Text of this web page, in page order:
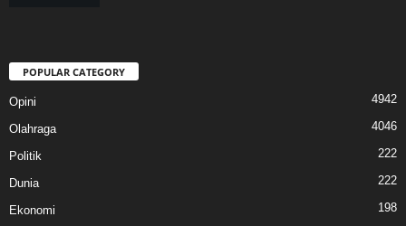
POPULAR CATEGORY
Opini 4942
Olahraga 4046
Politik 222
Dunia 222
Ekonomi 198